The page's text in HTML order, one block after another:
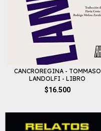
CANCROREGINA - TOMMASO
LANDOLFI - LIBRO
$16.500